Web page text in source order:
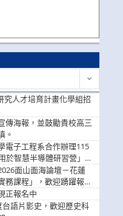
究人才培育計畫化學組招
傳海報，並鼓勵貴校高三
。
電子工程系合作辦理115
於智慧半導體研習營」，
面山面海論壇－花蓮
務課程」，歡迎踴躍報名
正報名中
語片影史，歡迎歷史科